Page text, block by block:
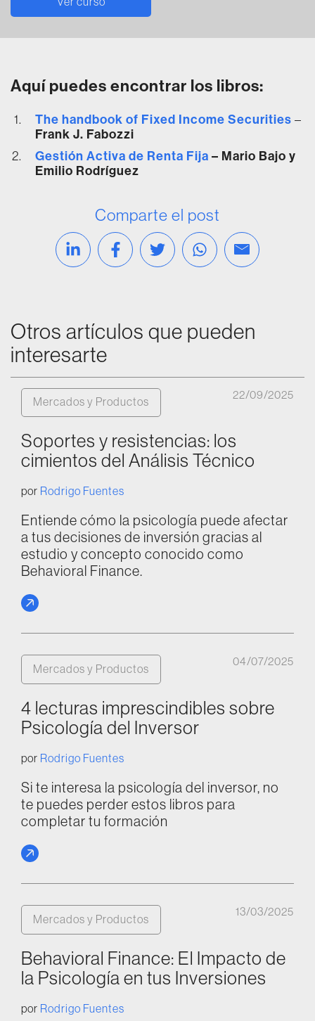
Aquí puedes encontrar los libros:
The handbook of Fixed Income Securities –
Frank J. Fabozzi
Gestión Activa de Renta Fija – Mario Bajo y
Emilio Rodríguez
Comparte el post
Compartir en Linkedin
Compartir en Facebook
Compartir en Twitter
Compartir vía
Compartir
Otros artículos que pueden
interesarte
Mercados y Productos
22/09/2025
Soportes y resistencias: los
cimientos del Análisis Técnico
por Rodrigo Fuentes
Entiende cómo la psicología puede afectar
a tus decisiones de inversión gracias al
estudio y concepto conocido como
Behavioral Finance.
Mercados y Productos
04/07/2025
4 lecturas imprescindibles sobre
Psicología del Inversor
por Rodrigo Fuentes
Si te interesa la psicología del inversor, no
te puedes perder estos libros para
completar tu formación
Mercados y Productos
13/03/2025
Behavioral Finance: El Impacto de
la Psicología en tus Inversiones
por Rodrigo Fuentes